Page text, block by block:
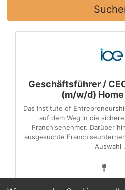
Geschäftsführer /
(m/w/d)
Das Institute of
auf dem Weg in die
Franchisenehmer. Darüber
ausgesuchte
Auswahl